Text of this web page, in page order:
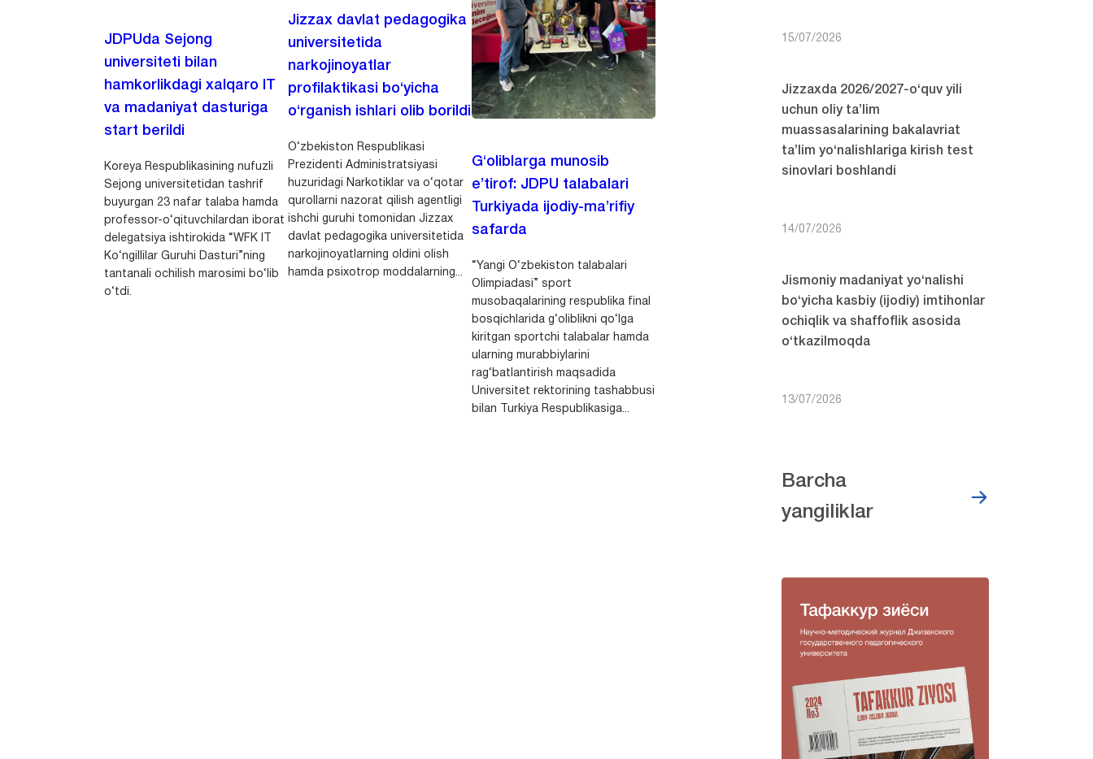
JDPUda Sejong
universiteti bilan
hamkorlikdagi xalqaro IT
va madaniyat dasturiga
start berildi
Koreya Respublikasining nufuzli
Sejong universitetidan tashrif
buyurgan 23 nafar talaba hamda
professor-o‘qituvchilardan iborat
delegatsiya ishtirokida “WFK IT
Ko‘ngillilar Guruhi Dasturi”ning
tantanali ochilish marosimi bo‘lib
o‘tdi.
Jizzax davlat pedagogika
universitetida
narkojinoyatlar
profilaktikasi bo‘yicha
o‘rganish ishlari olib borildi
O‘zbekiston Respublikasi
Prezidenti Administratsiyasi
huzuridagi Narkotiklar va o‘qotar
qurollarni nazorat qilish agentligi
ishchi guruhi tomonidan Jizzax
davlat pedagogika universitetida
narkojinoyatlarning oldini olish
hamda psixotrop moddalarning...
G‘oliblarga munosib
e’tirof: JDPU talabalari
Turkiyada ijodiy-ma’rifiy
safarda
“Yangi O‘zbekiston talabalari
Olimpiadasi” sport
musobaqalarining respublika final
bosqichlarida g‘oliblikni qo‘lga
kiritgan sportchi talabalar hamda
ularning murabbiylarini
rag‘batlantirish maqsadida
Universitet rektorining tashabbusi
bilan Turkiya Respublikasiga...
15/07/2026
Jizzaxda 2026/2027-o‘quv yili
uchun oliy ta’lim
muassasalarining bakalavriat
ta’lim yo‘nalishlariga kirish test
sinovlari boshlandi
14/07/2026
Jismoniy madaniyat yo‘nalishi
bo‘yicha kasbiy (ijodiy) imtihonlar
ochiqlik va shaffoflik asosida
o‘tkazilmoqda
13/07/2026
Barcha
yangiliklar